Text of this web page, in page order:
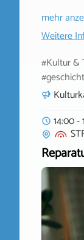
mehr
Weitere
#Kultur &
14:00 -